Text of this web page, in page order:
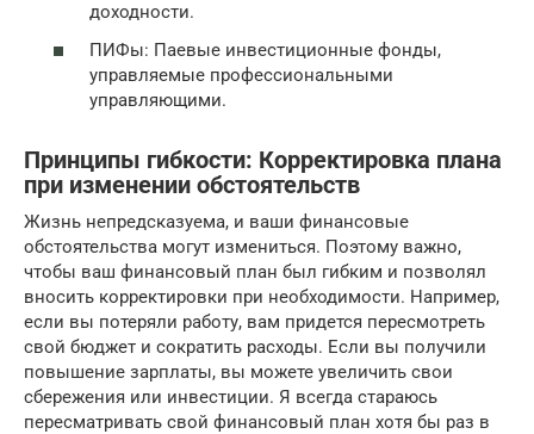
доходности.
ПИФы: Паевые инвестиционные фонды,
управляемые профессиональными
управляющими.
Принципы гибкости: Корректировка плана
при изменении обстоятельств
Жизнь непредсказуема, и ваши финансовые
обстоятельства могут измениться. Поэтому важно,
чтобы ваш финансовый план был гибким и позволял
вносить корректировки при необходимости. Например,
если вы потеряли работу, вам придется пересмотреть
свой бюджет и сократить расходы. Если вы получили
повышение зарплаты, вы можете увеличить свои
сбережения или инвестиции. Я всегда стараюсь
пересматривать свой финансовый план хотя бы раз в